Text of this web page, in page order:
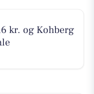
kr. og Kohberg